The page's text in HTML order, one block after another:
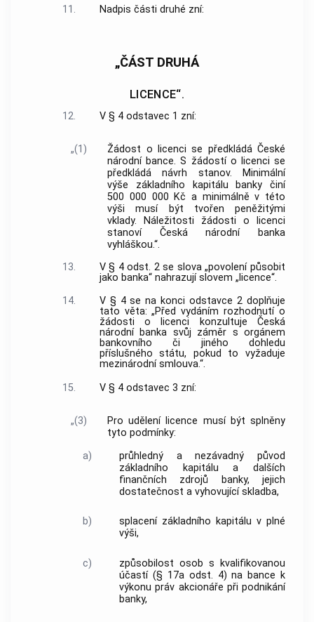
11. Nadpis části druhé zní:
„ČÁST DRUHÁ
LICENCE“.
12. V § 4 odstavec 1 zní:
„(1)
Žádost o licenci se předkládá České
národní bance. S žádostí o licenci se
předkládá návrh stanov. Minimální
výše základního kapitálu banky činí
500 000 000 Kč a minimálně v této
výši musí být tvořen peněžitými
vklady. Náležitosti žádosti o licenci
stanoví Česká národní banka
vyhláškou.“.
13.
V § 4 odst. 2 se slova „povolení působit
jako banka“ nahrazují slovem „licence“.
14.
V § 4 se na konci odstavce 2 doplňuje
tato věta: „Před vydáním rozhodnutí o
žádosti o licenci konzultuje Česká
národní banka svůj záměr s orgánem
bankovního či jiného dohledu
příslušného státu, pokud to vyžaduje
mezinárodní smlouva.“.
15.
V § 4 odstavec 3 zní:
„(3)
Pro udělení licence musí být splněny
tyto podmínky:
a)
průhledný a nezávadný původ
základního kapitálu a dalších
finančních zdrojů banky, jejich
dostatečnost a vyhovující skladba,
b)
splacení základního kapitálu v plné
výši,
c)
způsobilost osob s kvalifikovanou
účastí (§ 17a odst. 4) na bance k
výkonu práv akcionáře při podnikání
banky,